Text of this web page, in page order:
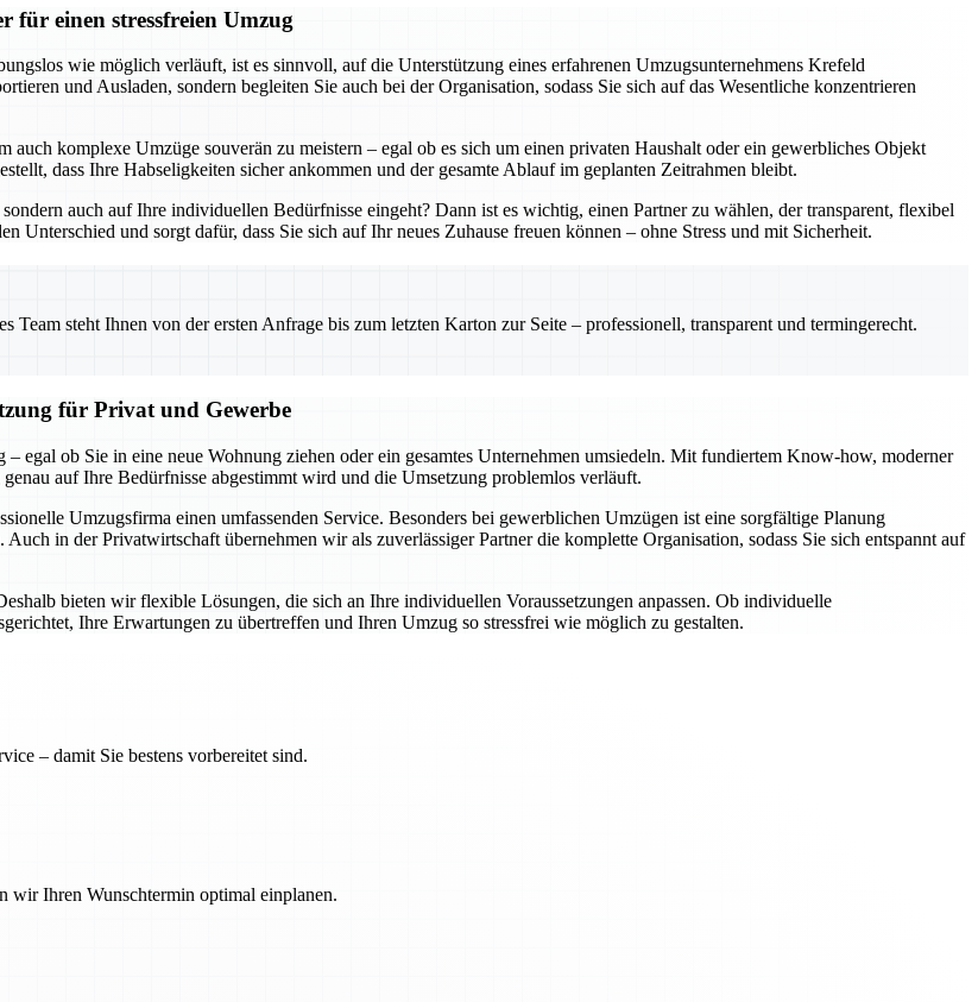
für einen stressfreien Umzug
wie möglich verläuft, ist es sinnvoll, auf die Unterstützung eines erfahrenen Umzugsunternehmens Krefeld
und Ausladen, sondern begleiten Sie auch bei der Organisation, sodass Sie sich auf das Wesentliche konzentrieren
komplexe Umzüge souverän zu meistern – egal ob es sich um einen privaten Haushalt oder ein gewerbliches Objekt
dass Ihre Habseligkeiten sicher ankommen und der gesamte Ablauf im geplanten Zeitrahmen bleibt.
auch auf Ihre individuellen Bedürfnisse eingeht? Dann ist es wichtig, einen Partner zu wählen, der transparent, flexibel
Unterschied und sorgt dafür, dass Sie sich auf Ihr neues Zuhause freuen können – ohne Stress und mit Sicherheit.
Team steht Ihnen von der ersten Anfrage bis zum letzten Karton zur Seite – professionell, transparent und termingerecht.
für Privat und Gewerbe
egal ob Sie in eine neue Wohnung ziehen oder ein gesamtes Unternehmen umsiedeln. Mit fundiertem Know-how, moderner
auf Ihre Bedürfnisse abgestimmt wird und die Umsetzung problemlos verläuft.
Umzugsfirma einen umfassenden Service. Besonders bei gewerblichen Umzügen ist eine sorgfältige Planung
in der Privatwirtschaft übernehmen wir als zuverlässiger Partner die komplette Organisation, sodass Sie sich entspannt auf
bieten wir flexible Lösungen, die sich an Ihre individuellen Voraussetzungen anpassen. Ob individuelle
Ihre Erwartungen zu übertreffen und Ihren Umzug so stressfrei wie möglich zu gestalten.
– damit Sie bestens vorbereitet sind.
wir Ihren Wunschtermin optimal einplanen.